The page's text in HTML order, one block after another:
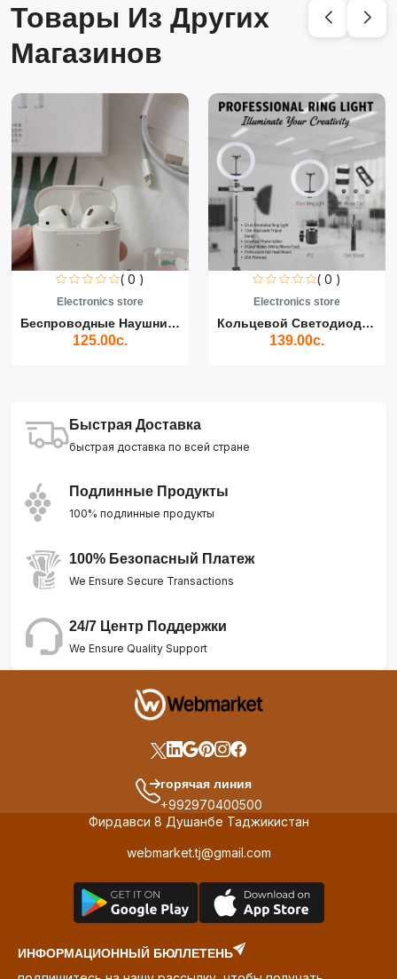
Товары Из Других
Магазинов
( 0 )
Electronics store
Беспроводные Наушники Air...
125.00с.
( 0 )
Electronics store
Кольцевой Светодиодный Св...
139.00с.
Быстрая Доставка
быстрая доставка по всей стране
Подлинные Продукты
100% подлинные продукты
100% Безопасный Платеж
We Ensure Secure Transactions
24/7 Центр Поддержки
We Ensure Quality Support
горячая линия
+992970400500
Фирдавси 8 Душанбе Таджикистан
webmarket.tj@gmail.com
ИНФОРМАЦИОННЫЙ БЮЛЛЕТЕНЬ